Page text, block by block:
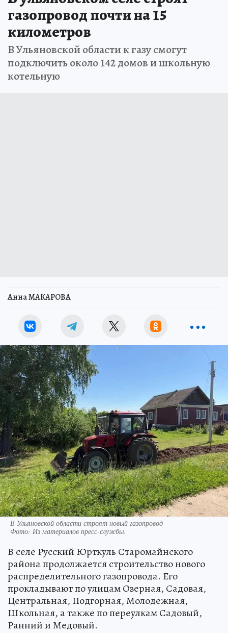
газопровод почти на 15
километров
В Ульяновской области к газу смогут
подключить около 142 домов и школьную
котельную
Анна МАКАРОВА
В Ульяновской области строят новый газопровод
Фото: Из материалов пресс-службы.
В селе Русский Юрткуль Старомайнского
района продолжается строительство нового
распределительного газопровода. Его
прокладывают по улицам Озерная, Садовая,
Центральная, Подгорная, Молодежная,
Школьная, а также по переулкам Садовый,
Ранний и Медовый.